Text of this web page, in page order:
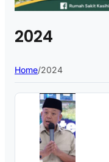
2024
Home/2024